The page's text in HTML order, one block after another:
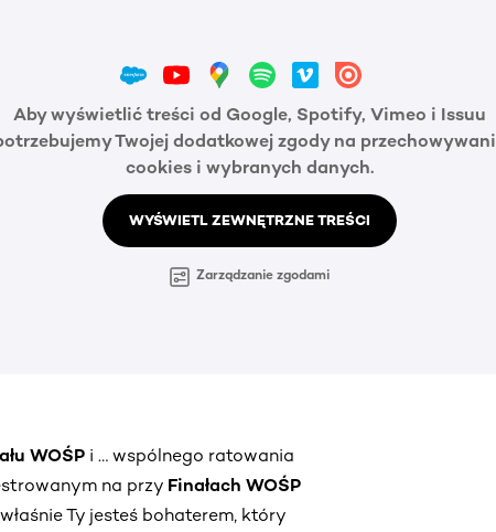
Aby wyświetlić treści od Google, Spotify, Vimeo i Issuu
Twojej dodatkowej zgody na
cookies i wybranych danych.
WYŚWIETL ZEWNĘTRZNE TREŚCI
Zarządzanie zgodami
WOŚP i … wspólnego ratowania
na przy Finałach WOŚP
Ty jesteś bohaterem, który